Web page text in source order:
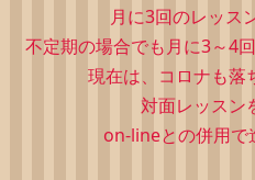
月に3回のレッス
不定期の場合でも月に3～4
現在は、コロナも落
対面レッスン
on-lineとの併用で